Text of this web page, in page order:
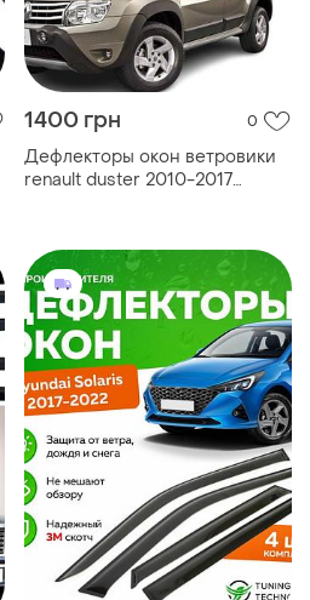
1400 грн 0
Дефлекторы окон ветровики
renault duster 2010-2017